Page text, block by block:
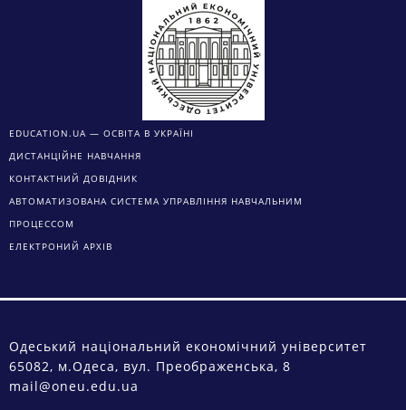
EDUCATION.UA — ОСВІТА В УКРАЇНІ
ДИСТАНЦІЙНЕ НАВЧАННЯ
КОНТАКТНИЙ ДОВІДНИК
АВТОМАТИЗОВАНА СИСТЕМА УПРАВЛІННЯ НАВЧАЛЬНИМ
ПРОЦЕССОМ
ЕЛЕКТРОНИЙ АРХІВ
Одеський національний економічний університет
65082, м.Одеса, вул. Преображенська, 8
mail@oneu.edu.ua